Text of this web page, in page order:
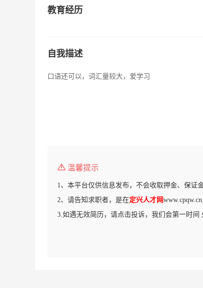
教育经历
自我描述
口语还可以，词汇量较大，爱学习
温馨提示
1、本平台仅供信息发布，不会收取押金、保证
2、请告知求职者，是在定兴人才网
3.如遇无效简历，请点击投诉，我们会第一时间